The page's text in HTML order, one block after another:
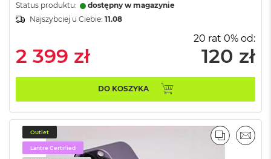
C
y
u
s
ó
ł
t
y
Status produktu:
dostępny w magazynie
Najszybciej u Ciebie: 11.08
2 399 zł
20 rat 0% od:
120 zł
DO KOSZYKA
Outlet
Lantre Certified